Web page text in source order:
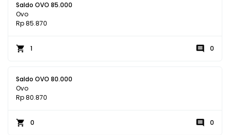
Saldo OVO 85.000
Ovo
Rp 85.870
1 0
Saldo OVO 80.000
Ovo
Rp 80.870
0 0